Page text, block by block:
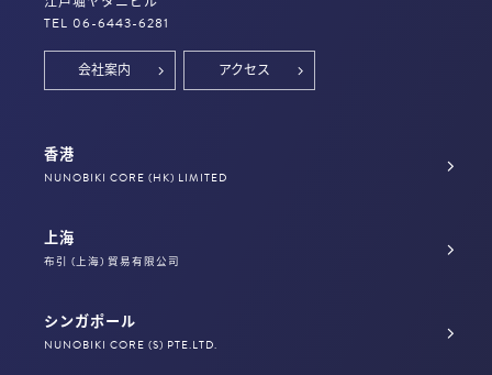
TEL 06-6443-6281
会社案内 アクセス
香港
NUNOBIKI CORE (HK) LIMITED
上海
布引 (上海) 貿易有限公司
シンガポール
NUNOBIKI CORE (S) PTE.LTD.